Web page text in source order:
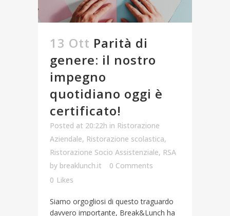
13 Ott Parità di
genere: il nostro
impegno
quotidiano oggi è
certificato!
Posted at 20:22h in Ristorazione
Aziendale, Ristorazione scolastica,
Ristorazione Socio Assistenziale, RSA
by breaklunch.it
0 Comments
0 Likes
Siamo orgogliosi di questo traguardo
davvero importante, Break&Lunch ha